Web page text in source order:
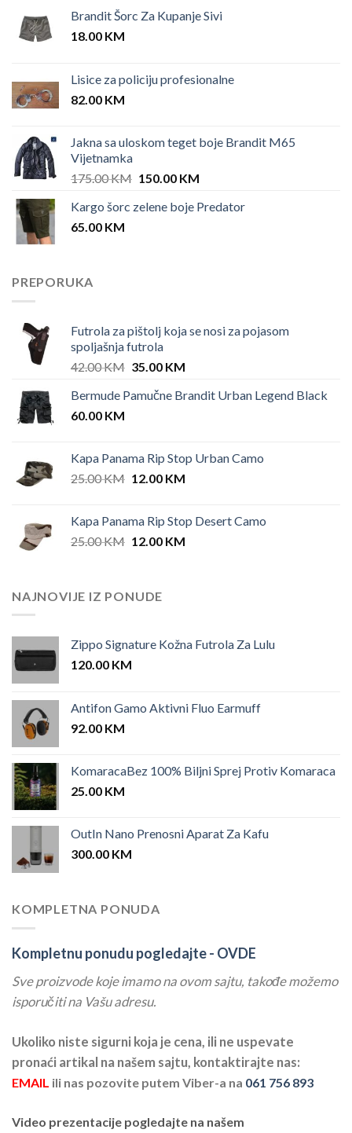
Brandit Šorc Za Kupanje Sivi
18.00 KM
Lisice za policiju profesionalne
82.00 KM
Jakna sa uloskom teget boje Brandit M65
Vijetnamka
175.00KM Original
was:
150.00 KMCurrent
is:
Kargo šorc zelene boje Predator
65.00 KM
PREPORUKA
Futrola za pištolj koja se nosi za pojasom
spoljašnja futrola
42.00KM Original
was:
35.00 KMCurrent
is:
Bermude Pamučne Brandit Urban Legend Black
60.00 KM
Kapa Panama Rip Stop Urban Camo
25.00KM Original
25.00 KM.
12.00 KMCurrent
12.00 KM.
Kapa Panama Rip Stop Desert Camo
25.00KM Original
25.00 KM.
12.00 KMCurrent
NAJNOVIJE IZ PONUDE
Zippo Signature Kožna Futrola Za Lulu
120.00 KM
Antifon Gamo Aktivni Fluo Earmuff
92.00 KM
KomaracaBez 100% Biljni Sprej Protiv Komaraca
25.00 KM
OutIn Nano Prenosni Aparat Za Kafu
300.00 KM
KOMPLETNA PONUDA
Kompletnu ponudu pogledajte - OVDE
Sve proizvode koje imamo na ovom sajtu, takođe možemo
isporučiti na Vašu adresu.
Ukoliko niste sigurni koja je cena, ili ne uspevate
pronaći artikal na našem sajtu, kontaktirajte nas:
EMAIL ili nas pozovite putem Viber-a na 061 756 893
Video prezentacije pogledajte na našem